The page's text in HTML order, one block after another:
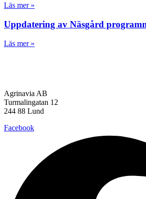
Läs mer »
Uppdatering av Näsgård
Läs mer »
Agrinavia AB
Turmalingatan 12
244 88 Lund
Facebook